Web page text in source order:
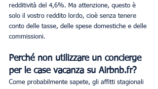
redditività del 4,6%. Ma attenzione, questo è
solo il vostro reddito lordo, cioè senza tenere
conto delle tasse, delle spese domestiche e delle
commissioni.
Perché non utilizzare un concierge
per le case vacanza su Airbnb.fr?
Come probabilmente sapete, gli affitti stagionali